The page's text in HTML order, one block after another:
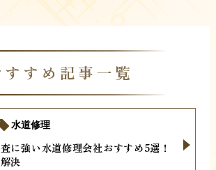
すすめ記事一覧
に強い水道修理会社おすすめ5選！
決
水道修理